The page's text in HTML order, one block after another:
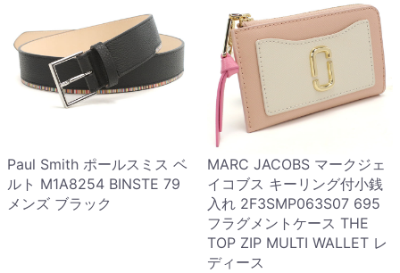
Paul Smith ポールスミス ベ
ルト M1A8254 BINSTE 79
メンズ ブラック
MARC JACOBS マークジェ
イコブス キーリング付小銭
入れ 2F3SMP063S07 695
フラグメントケース THE
TOP ZIP MULTI WALLET レ
ディース